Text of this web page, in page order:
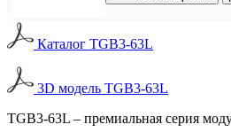
Каталог TGB3-63L
3D модель TGB3-63L
TGB3-63L – премиальная серия